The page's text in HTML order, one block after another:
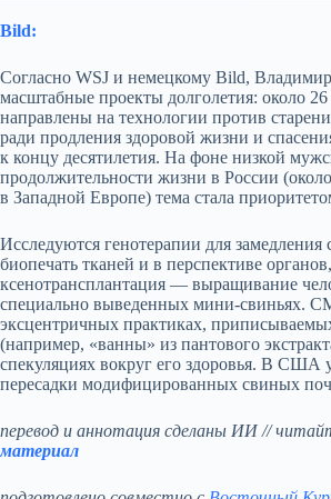
Bild:
Согласно WSJ и немецкому Bild,
масштабные проекты долголетия: около
направлены на технологии против
ради продления здоровой жизни и
к концу десятилетия. На фоне низкой
продолжительности жизни в России
в Западной Европе) тема стала
Исследуются генотерапии для замедления
биопечать тканей и в перспективе
ксенотрансплантация — выращивание
специально выведенных мини-свиньях.
эксцентричных практиках,
(например, «ванны» из пантового
спекуляциях вокруг его здоровья. В США
пересадки модифицированных свиных
перевод и аннотация сделаны ИИ //
материал